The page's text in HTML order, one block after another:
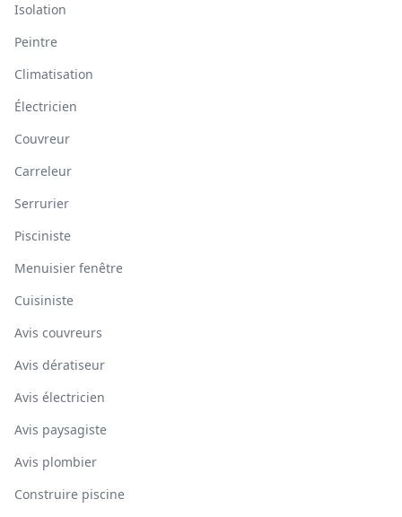
Isolation
Peintre
Climatisation
Électricien
Couvreur
Carreleur
Serrurier
Pisciniste
Menuisier fenêtre
Cuisiniste
Avis couvreurs
Avis dératiseur
Avis électricien
Avis paysagiste
Avis plombier
Construire piscine